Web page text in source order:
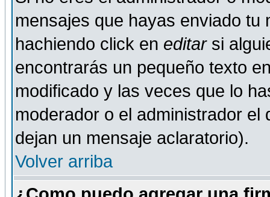
mensajes que hayas enviado tu
hachiendo click en editarsi
encontrarás un pequeño texto
modificado y las veces que lo
moderador o el administrador
dejan un mensaje aclaratorio).
Volver arriba